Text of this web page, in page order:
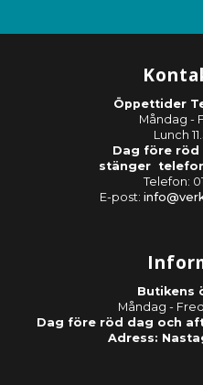
Öppettider
Måndag -
Lunch
Dag före
stänger
Telefon:
E-post:
Butikens
Måndag -
Dag före röd dag och
Adress: